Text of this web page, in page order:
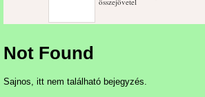
összejövetel
Not Found
Sajnos, itt nem található bejegyzés.